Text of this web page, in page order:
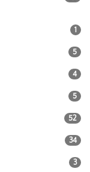
1
5
4
5
52
34
3